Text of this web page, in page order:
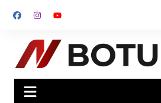
para
conteúdo